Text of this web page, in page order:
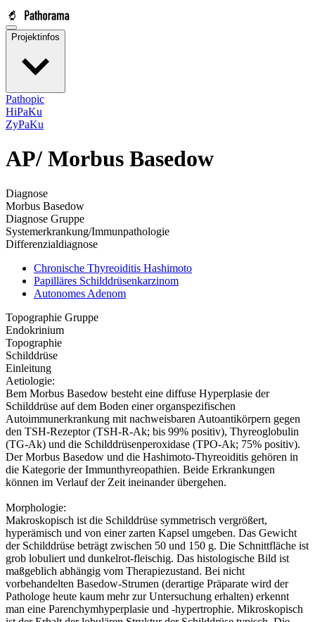
Projektinfos
Pathopic
HiPaKu
ZyPaKu
AP/ Morbus Basedow
Diagnose
Morbus Basedow
Diagnose Gruppe
Systemerkrankung/Immunpathologie
Differenzialdiagnose
Chronische Thyreoiditis Hashimoto
Papilläres Schilddrüsenkarzinom
Autonomes Adenom
Topographie Gruppe
Endokrinium
Topographie
Schilddrüse
Einleitung
Aetiologie:
Bem Morbus Basedow besteht eine diffuse Hyperplasie der
Schilddrüse auf dem Boden einer organspezifischen
Autoimmunerkrankung mit nachweisbaren Autoantikörpern gegen
den TSH-Rezeptor (TSH-R-Ak; bis 99% positiv), Thyreoglobulin
(TG-Ak) und die Schilddrüsenperoxidase (TPO-Ak; 75% positiv).
Der Morbus Basedow und die Hashimoto-Thyreoiditis gehören in
die Kategorie der Immunthyreopathien. Beide Erkrankungen
können im Verlauf der Zeit ineinander übergehen.
Morphologie:
Makroskopisch ist die Schilddrüse symmetrisch vergrößert,
hyperämisch und von einer zarten Kapsel umgeben. Das Gewicht
der Schilddrüse beträgt zwischen 50 und 150 g. Die Schnittfläche ist
grob lobuliert und dunkelrot-fleischig. Das histologische Bild ist
maßgeblich abhängig vom Therapiezustand. Bei nicht
vorbehandelten Basedow-Strumen (derartige Präparate wird der
Pathologe heute kaum mehr zur Untersuchung erhalten) erkennt
man eine Parenchymhyperplasie und -hypertrophie. Mikroskopisch